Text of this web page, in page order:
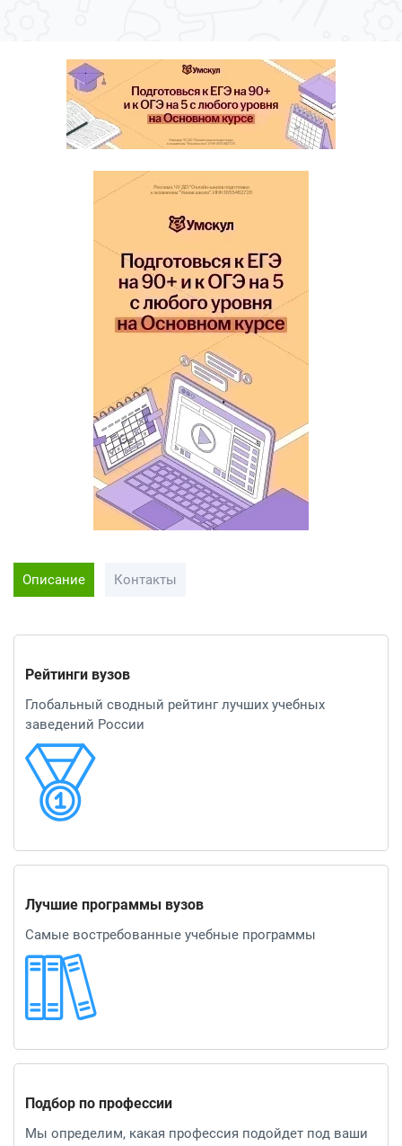
Описание Контакты
Рейтинги вузов
Глобальный сводный рейтинг лучших учебных
заведений России
Лучшие программы вузов
Самые востребованные учебные программы
Подбор по профессии
Мы определим, какая профессия подойдет под ваши